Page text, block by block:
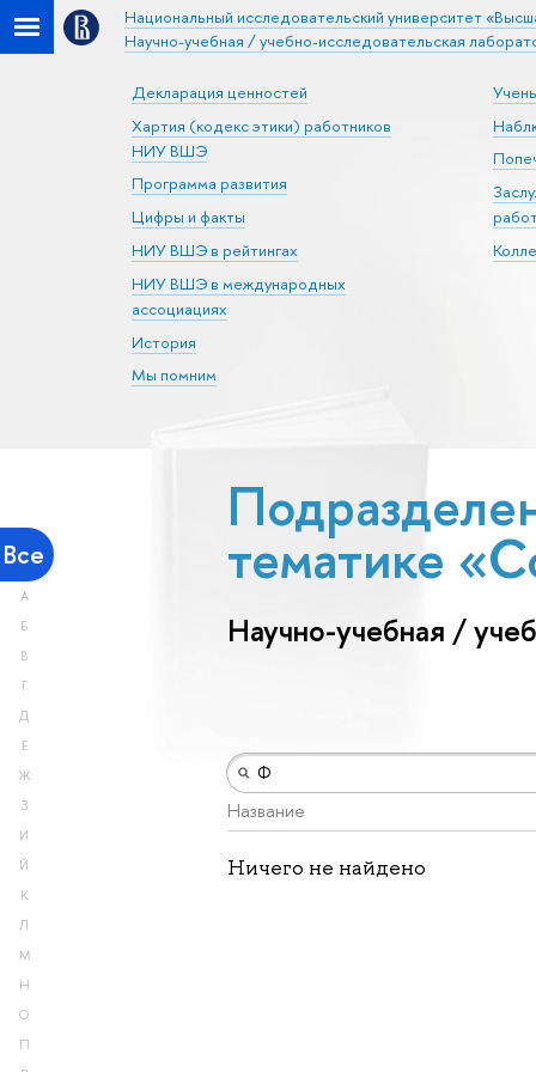
Национальный исследовательский университет
Научно-учебная / учебно-исследовательская
Декларация ценностей
Хартия (кодекс этики) работников
НИУ ВШЭ
Программа развития
Цифры и факты
НИУ ВШЭ в рейтингах
НИУ ВШЭ в международных
ассоциациях
История
Мы помним
Все
А
Б
В
Г
Д
Е
Ж
З
И
Й
К
Л
М
Н
О
П
тематике
Научно-учебная /
Название
Ничего не найдено